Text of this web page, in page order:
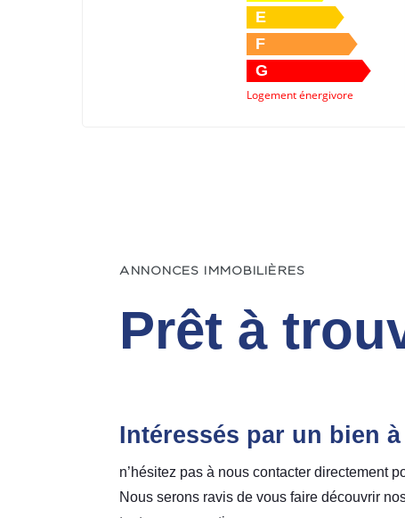
E
F
G
Logement énergivore
ANNONCES IMMOBILIÈRES
Prêt à
Intéressés par un bien
n’hésitez pas à nous contacter directement
Nous serons ravis de vous faire découvrir